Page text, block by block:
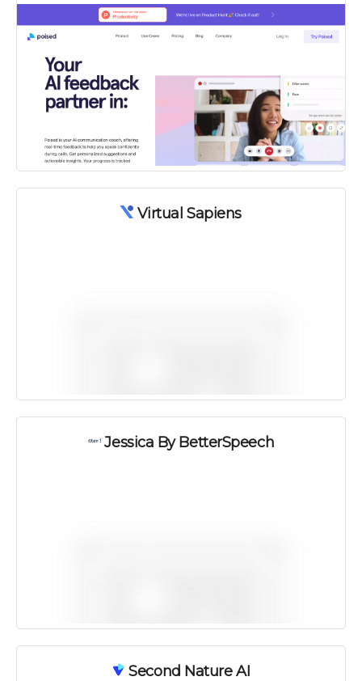
Virtual Sapiens
Jessica By BetterSpeech
Second Nature AI